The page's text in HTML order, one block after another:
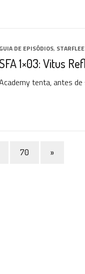
GUIA DE EPISÓDIOS,
1×03: Vitus
tenta, antes de
70 »